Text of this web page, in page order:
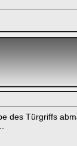
des Türgriffs